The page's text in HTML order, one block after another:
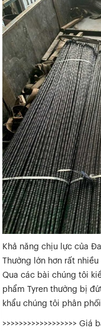
Khả năng chịu lực của
Thường lớn hơn rất
Qua các bài chúng tôi
phẩm Tyren thường bị
khẩu chúng tôi phân
>>>>>>>>>>>>>>>>>>